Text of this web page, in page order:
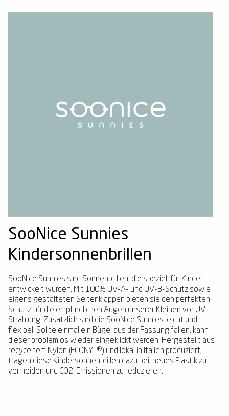
SooNice Sunnies
Kindersonnenbrillen
SooNice Sunnies sind Sonnenbrillen, die speziell für Kinder
entwickelt wurden. Mit 100% UV-A- und UV-B-Schutz sowie
eigens gestalteten Seitenklappen bieten sie den perfekten
Schutz für die empfindlichen Augen unserer Kleinen vor UV-
Strahlung. Zusätzlich sind die SooNice Sunnies leicht und
flexibel. Sollte einmal ein Bügel aus der Fassung fallen, kann
dieser problemlos wieder eingeklickt werden. Hergestellt aus
recyceltem Nylon (ECONYL®) und lokal in Italien produziert,
tragen diese Kindersonnenbrillen dazu bei, neues Plastik zu
vermeiden und CO2-Emissionen zu reduzieren.